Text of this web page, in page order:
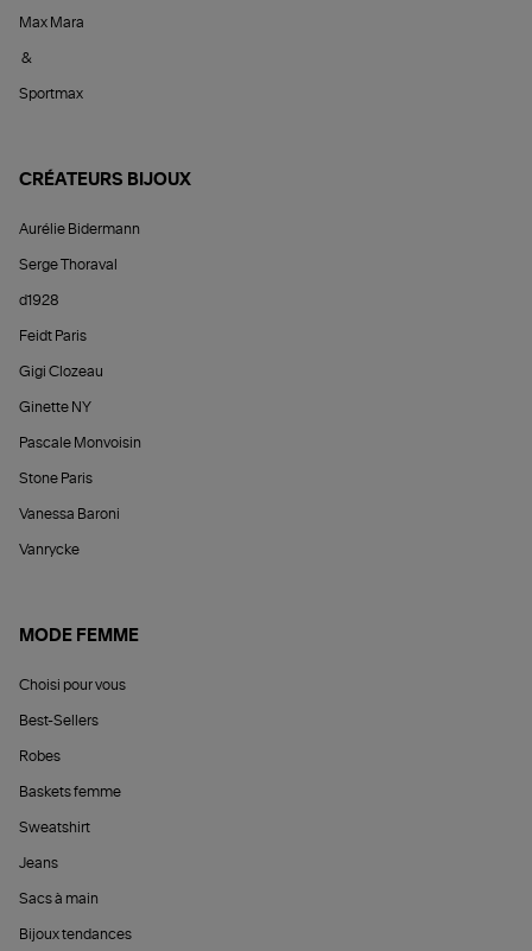
Max Mara
&
Sportmax
CRÉATEURS BIJOUX
Aurélie Bidermann
Serge Thoraval
d1928
Feidt Paris
Gigi Clozeau
Ginette NY
Pascale Monvoisin
Stone Paris
Vanessa Baroni
Vanrycke
MODE FEMME
Choisi pour vous
Best-Sellers
Robes
Baskets femme
Sweatshirt
Jeans
Sacs à main
Bijoux tendances